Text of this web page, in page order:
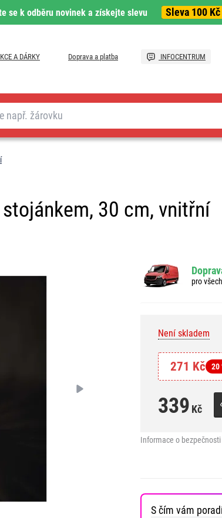
se k odběru novinek a získejte slevu Sleva 100 Kč
A DÁRKY Doprava a platba INFOCENTRUM
30 cm, vnitřní
pro
Není skladem
271 Kč 20
339 Kč
Informace o
S čím vám